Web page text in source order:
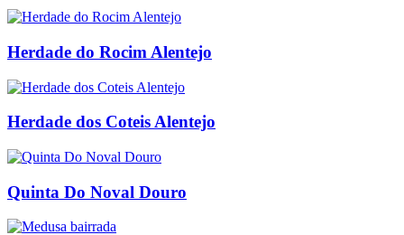
Herdade do Rocim Alentejo
Herdade dos Coteis Alentejo
Quinta Do Noval Douro